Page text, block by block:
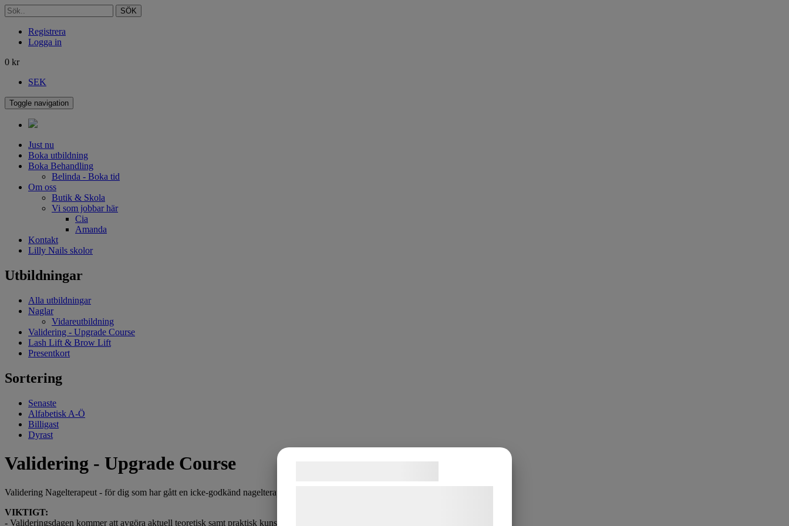
SÖK
Registrera
Logga in
0 kr
SEK
Toggle navigation
Just nu
Boka utbildning
Boka Behandling
Belinda - Boka tid
Om oss
Butik & Skola
Vi som jobbar här
Cia
Amanda
Kontakt
Lilly Nails skolor
Utbildningar
Alla utbildningar
Naglar
Vidareutbildning
Validering - Upgrade Course
Lash Lift & Brow Lift
Presentkort
Sortering
Senaste
Alfabetisk A-Ö
Billigast
Dyrast
Validering - Upgrade Course
Validering Nagelterapeut - för dig som har gått en icke-godkänd nagelterapeututbildning - tex online, distans, privat kurs el likn.
VIKTIGT:
- Valideringsdagen kommer att avgöra aktuell teoretisk samt praktisk kunskapsnivå.